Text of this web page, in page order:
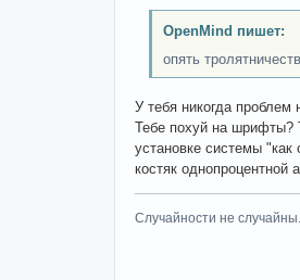
OpenMind пишет:
опять
У тебя никогда
Тебе похуй на шрифты?
установке системы
костяк однопроцентной
Случайности не случайны.